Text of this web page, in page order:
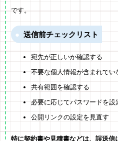
です。
送信前チェックリスト
宛先が正しいか確認する
不要な個人情報が含まれてい
共有範囲を確認する
必要に応じてパスワードを設
公開リンクの設定を見直す
特に契約書や見積書などは、誤送信